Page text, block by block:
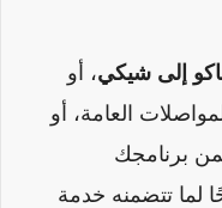
إلى شيكي، أو
العامة، أو
برنامجك
لما تتضمنه خدمة